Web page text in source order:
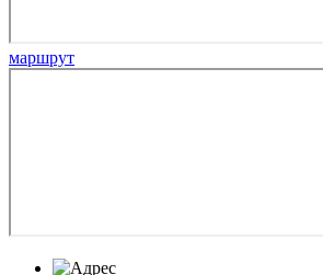
маршрут